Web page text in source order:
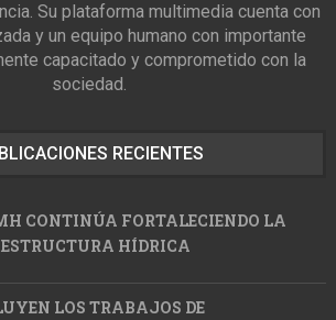
Su plataforma multimedia cuenta con
y un equipo humano con importante
capacitado y comprometido con la
sociedad.
RECIENTES
CONTINÚA FORTALECIENDO LA
HÍDRICA
LOS TRABAJOS DE